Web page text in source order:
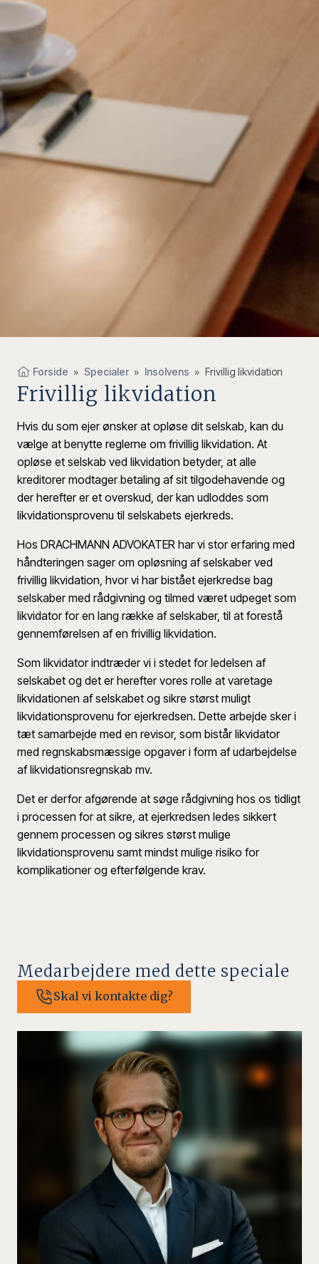
Forside » Specialer » Insolvens » Frivillig likvidation
Frivillig likvidation
Hvis du som ejer ønsker at opløse dit selskab, kan du
vælge at benytte reglerne om frivillig likvidation. At
opløse et selskab ved likvidation betyder, at alle
kreditorer modtager betaling af sit tilgodehavende og
der herefter er et overskud, der kan udloddes som
likvidationsprovenu til selskabets ejerkreds.
Hos DRACHMANN ADVOKATER har vi stor erfaring med
håndteringen sager om opløsning af selskaber ved
frivillig likvidation, hvor vi har bistået ejerkredse bag
selskaber med rådgivning og tilmed været udpeget som
likvidator for en lang række af selskaber, til at forestå
gennemførelsen af en frivillig likvidation.
Som likvidator indtræder vi i stedet for ledelsen af
selskabet og det er herefter vores rolle at varetage
likvidationen af selskabet og sikre størst muligt
likvidationsprovenu for ejerkredsen. Dette arbejde sker i
tæt samarbejde med en revisor, som bistår likvidator
med regnskabsmæssige opgaver i form af udarbejdelse
af likvidationsregnskab mv.
Det er derfor afgørende at søge rådgivning hos os tidligt
i processen for at sikre, at ejerkredsen ledes sikkert
gennem processen og sikres størst mulige
likvidationsprovenu samt mindst mulige risiko for
komplikationer og efterfølgende krav.
Medarbejdere med dette speciale
Skal vi kontakte dig?